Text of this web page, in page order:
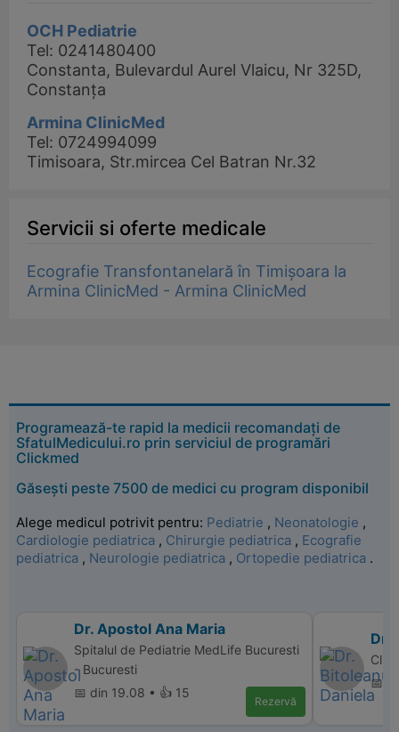
OCH Pediatrie
Tel: 0241480400
Constanta, Bulevardul Aurel Vlaicu, Nr 325D,
Constanța
Armina ClinicMed
Tel: 0724994099
Timisoara, Str.mircea Cel Batran Nr.32
Servicii si oferte medicale
Ecografie Transfontanelară în Timișoara la
Armina ClinicMed - Armina ClinicMed
Programează-te rapid la medicii recomandați de
SfatulMedicului.ro prin serviciul de programări
Clickmed
Găsești peste 7500 de medici cu program disponibil
Alege medicul potrivit pentru: Pediatrie , Neonatologie ,
Cardiologie pediatrica , Chirurgie pediatrica , Ecografie
pediatrica , Neurologie pediatrica , Ortopedie pediatrica .
Dr. Apostol Ana Maria
Spitalul de Pediatrie MedLife Bucuresti
- Bucuresti
📅 din 19.08 • 👍 15
Rezervă
Dr.
📅